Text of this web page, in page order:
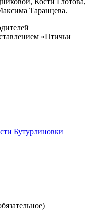
Таранцева.
«Птичьи
Бутурлиновки